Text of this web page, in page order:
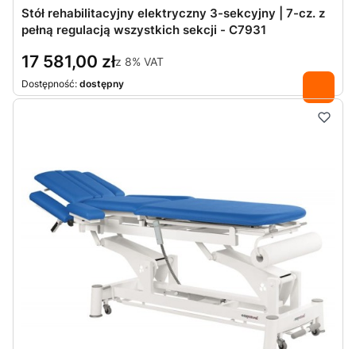
Stół rehabilitacyjny elektryczny 3-sekcyjny | 7-cz. z
pełną regulacją wszystkich sekcji - C7931
17 581,00 złz 8% VAT
Dostępność: dostępny